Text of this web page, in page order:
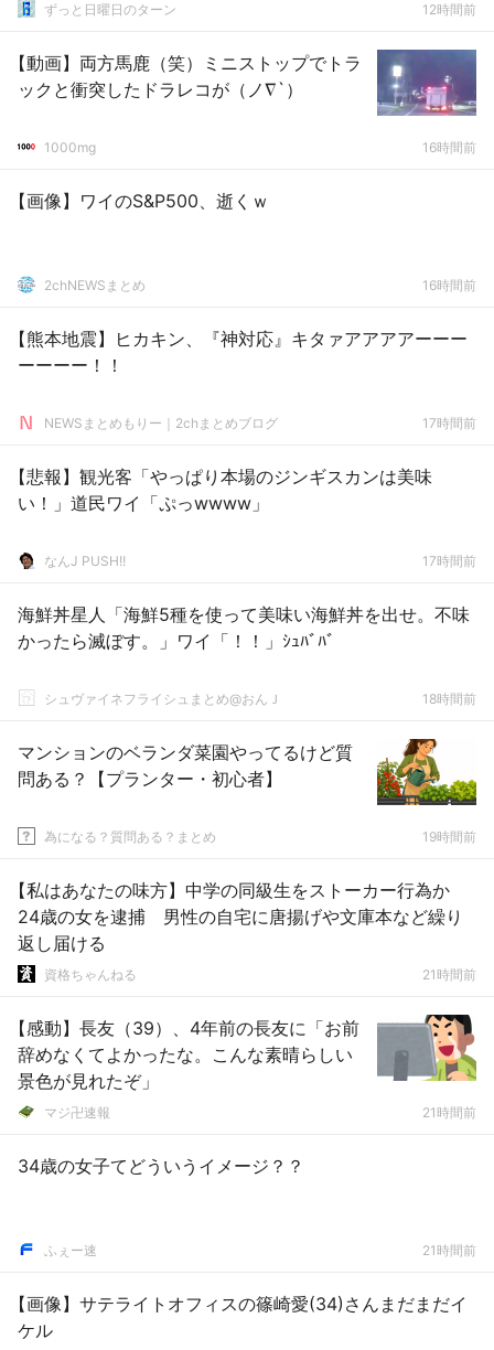
ずっと日曜日のターン 12時間前
【動画】両方馬鹿（笑）ミニストップでトラ
ックと衝突したドラレコが（ノ∇`）
1000mg 16時間前
【画像】ワイのS&P500、逝くｗ
2chNEWSまとめ 16時間前
【熊本地震】ヒカキン、『神対応』キタァアアアアーーー
ーーーー！！
NEWSまとめもりー｜2chまとめブログ 17時間前
【悲報】観光客「やっぱり本場のジンギスカンは美味
い！」道民ワイ「ぷっwwww」
なんJ PUSH!! 17時間前
海鮮丼星人「海鮮5種を使って美味い海鮮丼を出せ。不味
かったら滅ぼす。」ワイ「！！」ｼｭﾊﾞﾊﾞ
シュヴァイネフライシュまとめ@おんＪ 18時間前
マンションのベランダ菜園やってるけど質
問ある？【プランター・初心者】
為になる？質問ある？まとめ 19時間前
【私はあなたの味方】中学の同級生をストーカー行為か
24歳の女を逮捕 男性の自宅に唐揚げや文庫本など繰り
返し届ける
資格ちゃんねる 21時間前
【感動】長友（39）、4年前の長友に「お前
辞めなくてよかったな。こんな素晴らしい
景色が見れたぞ」
マジ卍速報 21時間前
34歳の女子てどういうイメージ？？
ふぇー速 21時間前
【画像】サテライトオフィスの篠崎愛(34)さんまだまだイ
ケル